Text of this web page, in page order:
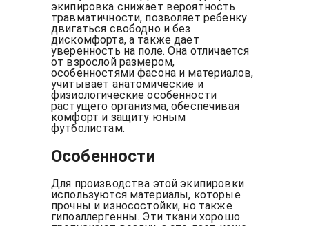
экипировка снижает вероятность
травматичности, позволяет ребенку
двигаться свободно и без
дискомфорта, а также дает
уверенность на поле. Она отличается
от взрослой размером,
особенностями фасона и материалов,
учитывает анатомические и
физиологические особенности
растущего организма, обеспечивая
комфорт и защиту юным
футболистам.
Особенности
Для производства этой экипировки
используются материалы, которые
прочны и износостойки, но также
гипоаллергенны. Эти ткани хорошо